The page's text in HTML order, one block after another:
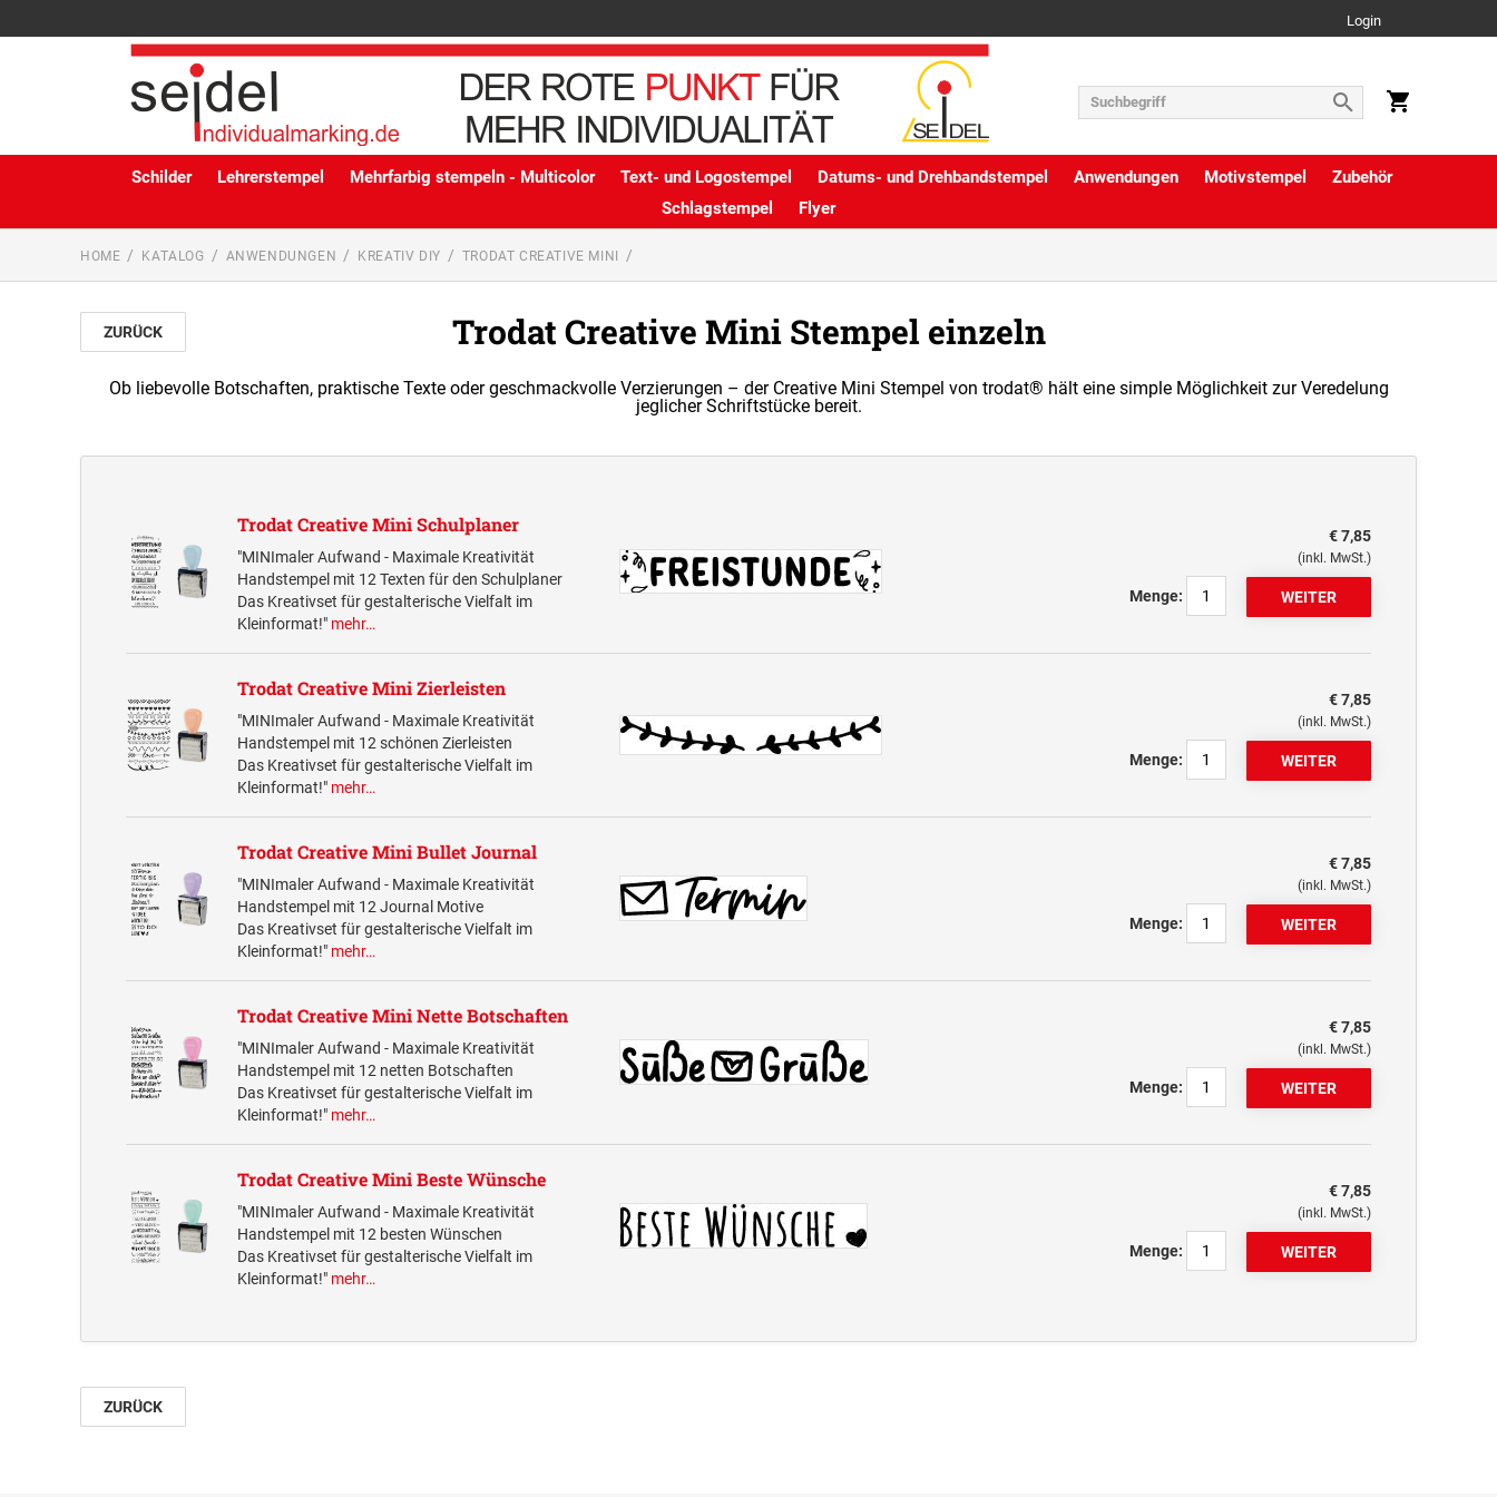
Login
Schilder Lehrerstempel Mehrfarbig stempeln - Multicolor Text- und Logostempel Datums- und Drehbandstempel Anwendungen Motivstempel
Zubehör
Schlagstempel
Flyer
HOME KATALOG ANWENDUNGEN KREATIV DIY TRODAT CREATIVE MINI
ZURÜCK Trodat Creative Mini Stempel einzeln
Ob liebevolle Botschaften, praktische Texte oder geschmackvolle Verzierungen – der Creative Mini Stempel von trodat® hält eine simple Möglichkeit zur Veredelung
jeglicher Schriftstücke bereit.
Trodat Creative Mini Schulplaner
"MINImaler Aufwand - Maximale Kreativität
Handstempel mit 12 Texten für den Schulplaner
Das Kreativset für gestalterische Vielfalt im
Kleinformat!" mehr…
€ 7,85
(inkl. MwSt.)
Menge:
Trodat Creative Mini Zierleisten
"MINImaler Aufwand - Maximale Kreativität
Handstempel mit 12 schönen Zierleisten
Das Kreativset für gestalterische Vielfalt im
Kleinformat!" mehr…
€ 7,85
(inkl. MwSt.)
Menge:
Trodat Creative Mini Bullet Journal
"MINImaler Aufwand - Maximale Kreativität
Handstempel mit 12 Journal Motive
Das Kreativset für gestalterische Vielfalt im
Kleinformat!" mehr…
€ 7,85
(inkl. MwSt.)
Menge:
Trodat Creative Mini Nette Botschaften
"MINImaler Aufwand - Maximale Kreativität
Handstempel mit 12 netten Botschaften
Das Kreativset für gestalterische Vielfalt im
Kleinformat!" mehr…
€ 7,85
(inkl. MwSt.)
Menge:
Trodat Creative Mini Beste Wünsche
"MINImaler Aufwand - Maximale Kreativität
Handstempel mit 12 besten Wünschen
Das Kreativset für gestalterische Vielfalt im
Kleinformat!" mehr…
€ 7,85
(inkl. MwSt.)
Menge:
ZURÜCK